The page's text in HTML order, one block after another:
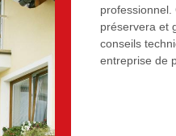
préservera et
conseils
entreprise de